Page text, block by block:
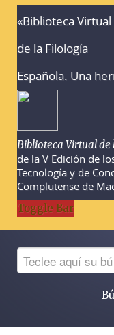
«Biblioteca Virtual
de la Filología
Española. Una
Biblioteca Virtual
de la V Edición de
Tecnología y de
Complutense de
Toggle Bar